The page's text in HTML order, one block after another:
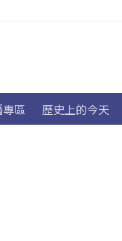
區 歷史上的今天